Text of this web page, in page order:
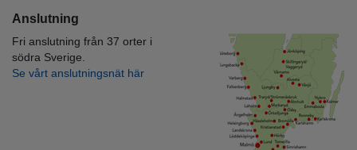
Anslutning
Fri anslutning från 37 orter i
södra Sverige.
Se vårt anslutningsnät här